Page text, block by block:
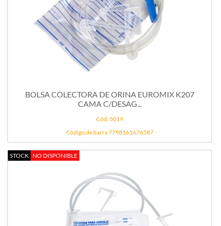
BOLSA COLECTORA DE ORINA EUROMIX K207
CAMA C/DESAG...
Cód: 5019
Código de barra 7798161676587
STOCK NO DISPONIBLE